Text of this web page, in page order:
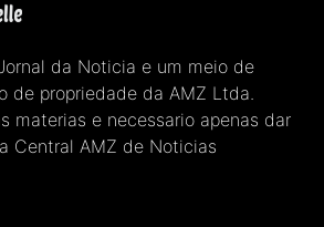
da Noticia e um meio de
de propriedade da AMZ Ltda.
materias e necessario apenas dar
Central AMZ de Noticias